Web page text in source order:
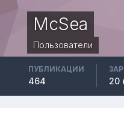
McSea
Пользователи
ПУБЛИКАЦИИ
464 20